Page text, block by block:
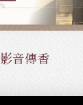
影音傳香